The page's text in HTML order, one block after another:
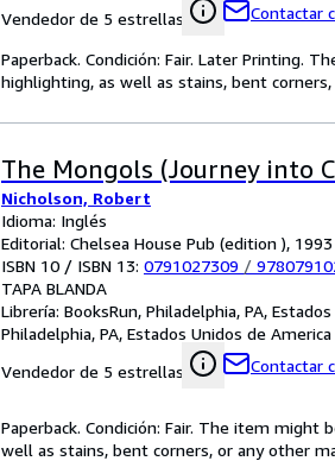
Vendedor de 5 estrellas
Contactar
Paperback. Condición: Fair. Later Printing.
highlighting, as well as stains, bent
The Mongols (Journey into
Nicholson, Robert
Idioma: Inglés
Editorial: Chelsea House Pub (edition ), 1993
ISBN 10 / ISBN 13: 0791027309 /
TAPA BLANDA
Librería: BooksRun, Philadelphia, PA,
Philadelphia, PA, Estados Unidos de America
Vendedor de 5 estrellas
Contactar
Paperback. Condición: Fair. The item
well as stains, bent corners, or any other